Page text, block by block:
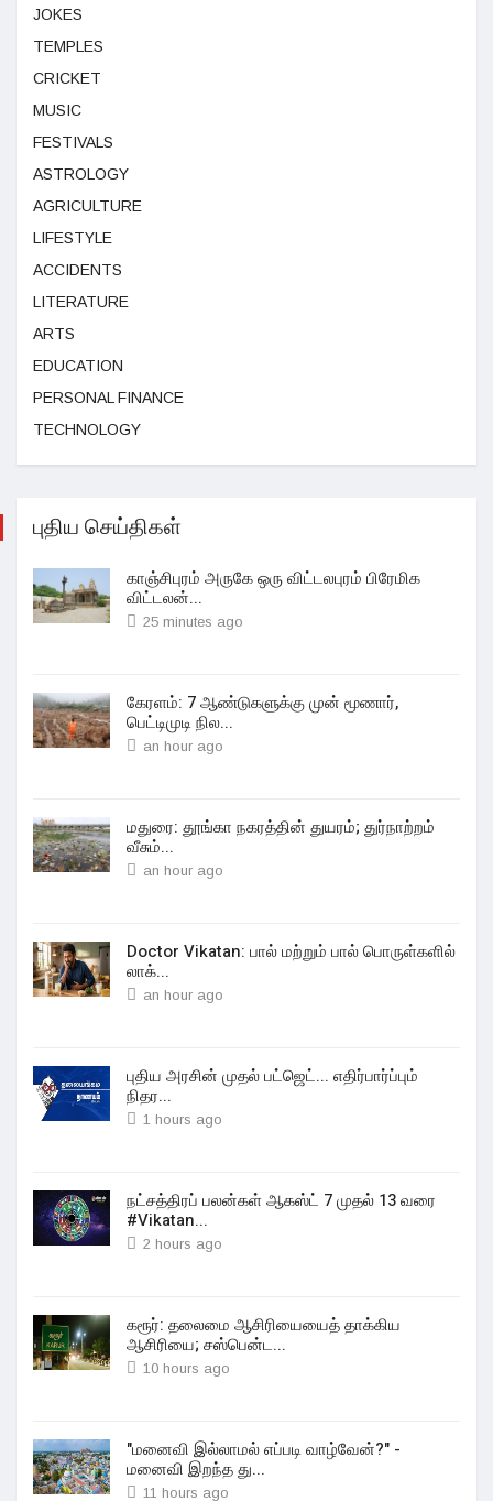
JOKES
TEMPLES
CRICKET
MUSIC
FESTIVALS
ASTROLOGY
AGRICULTURE
LIFESTYLE
ACCIDENTS
LITERATURE
ARTS
EDUCATION
PERSONAL FINANCE
TECHNOLOGY
புதிய செய்திகள்
காஞ்சிபுரம் அருகே ஒரு விட்டலபுரம் பிரேமிக
விட்டலன்...
25 minutes ago
கேரளம்: 7 ஆண்டுகளுக்கு முன் மூணார்,
பெட்டிமுடி நில...
an hour ago
மதுரை: தூங்கா நகரத்தின் துயரம்; துர்நாற்றம்
வீசும்...
an hour ago
Doctor Vikatan: பால் மற்றும் பால் பொருள்களில்
லாக்...
an hour ago
புதிய அரசின் முதல் பட்ஜெட்... எதிர்பார்ப்பும்
நிதர...
1 hours ago
நட்சத்திரப் பலன்கள் ஆகஸ்ட் 7 முதல் 13 வரை
#Vikatan...
2 hours ago
கரூர்: தலைமை ஆசிரியையைத் தாக்கிய
ஆசிரியை; சஸ்பென்ட...
10 hours ago
"மனைவி இல்லாமல் எப்படி வாழ்வேன்?" -
மனைவி இறந்த து...
11 hours ago